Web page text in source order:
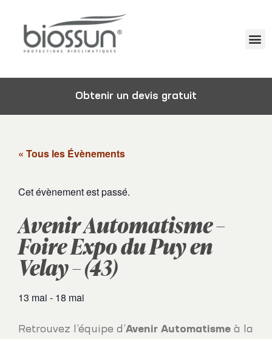
Obtenir un devis gratuit
« Tous les Évènements
Cet évènement est passé.
Avenir Automatisme –
Foire Expo du Puy en
Velay – (43)
13 mai - 18 mai
Retrouvez l’équipe d’Avenir Automatisme à la